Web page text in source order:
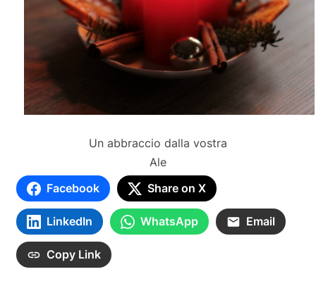
Un abbraccio dalla vostra
Ale
Facebook
Share on X
LinkedIn WhatsApp Email
Copy Link